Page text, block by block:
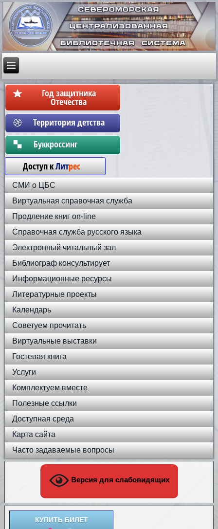
Год защитника
Отечества
Территория детства
Бyккpoccинг
Доступ кЛитрес
СМИ о ЦБС
Виртуальная справочная служба
Продление книг on-line
Справочная служба русского языка
Электронный читальный зал
Библиограф консультирует
Информационные ресурсы
Литературные проекты
Календарь
Советуем прочитать
Виртуальные выставки
Гостевая книга
Услуги
Комплектуем вместе
Полезные ссылки
Доступная среда
Карта сайта
Часто задаваемые вопросы
Версия для слабовидящих
КУПИТЬ БИЛЕТ